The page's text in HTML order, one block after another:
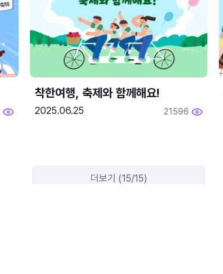
착한여행, 축제와 함께해요!
2025.06.25 21596
더보기 (15/15)